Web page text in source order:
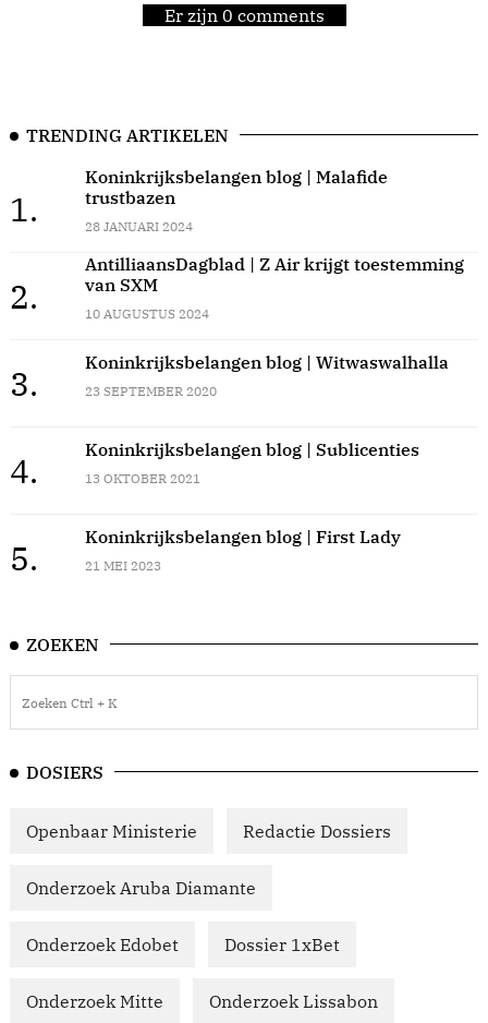
Er zijn 0 comments
TRENDING ARTIKELEN
1.
Koninkrijksbelangen blog | Malafide
trustbazen
28 JANUARI 2024
2.
AntilliaansDagblad | Z Air krijgt toestemming
van SXM
10 AUGUSTUS 2024
3.
Koninkrijksbelangen blog | Witwaswalhalla
23 SEPTEMBER 2020
4.
Koninkrijksbelangen blog | Sublicenties
13 OKTOBER 2021
5.
Koninkrijksbelangen blog | First Lady
21 MEI 2023
ZOEKEN
DOSIERS
Openbaar Ministerie Redactie Dossiers
Onderzoek Aruba Diamante
Onderzoek Edobet Dossier 1xBet
Onderzoek Mitte Onderzoek Lissabon